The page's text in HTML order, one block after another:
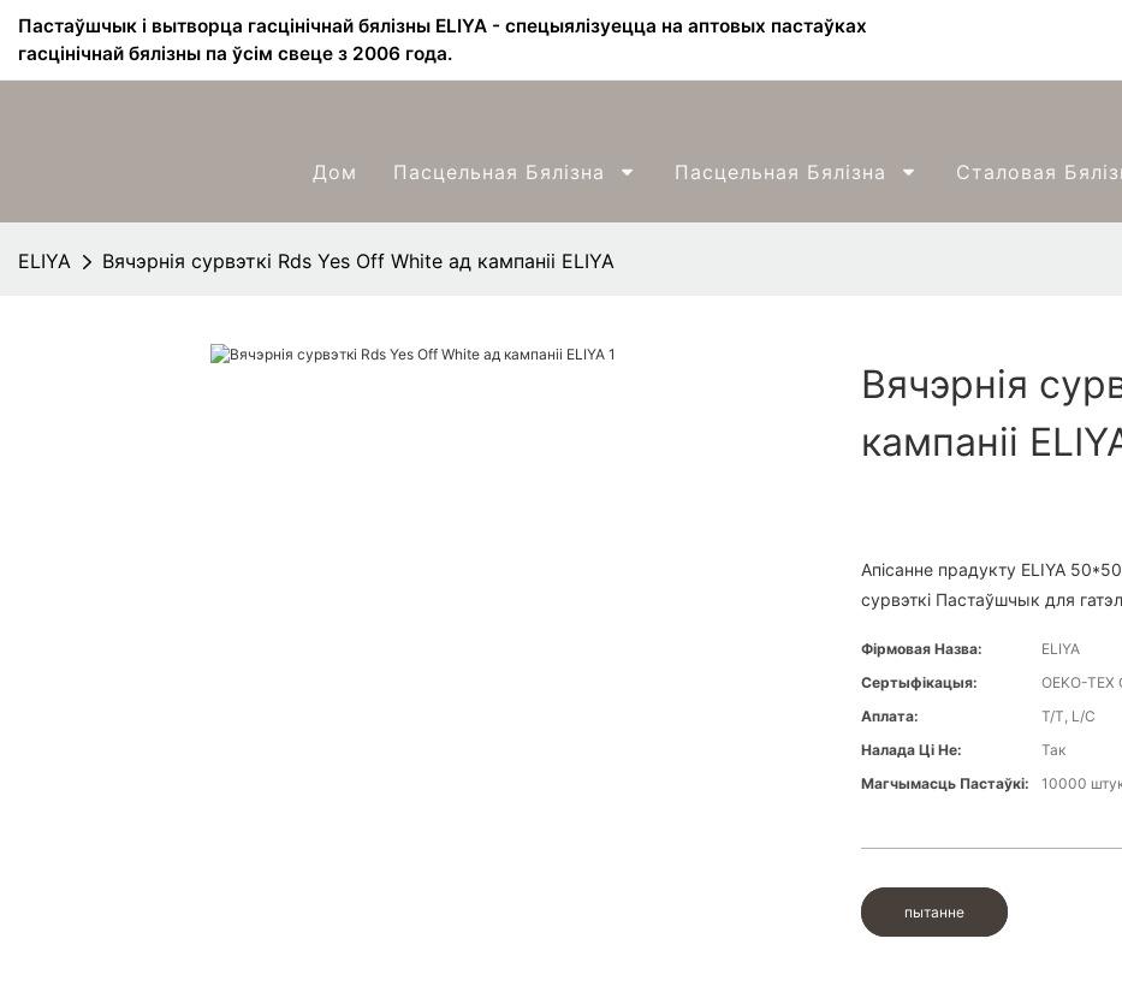
Пастаўшчык і вытворца гасцінічнай бялізны ELIYA - спецыялізуецца на аптовых пастаўках
гасцінічнай бялізны па ўсім свеце з 2006 года.
Дом Пасцельная Бялізна Пасцельная Бялізна Сталовая
ELIYA Вячэрнія сурвэткі Rds Yes Off White ад кампаніі ELIYA
Вячэрнія
кампаніі
Апісанне прадукту ELIYA
сурвэткі Пастаўшчык для
Фірмовая Назва:
ELIYA
Сертыфікацыя:
OEKO-
Аплата:
T/T, L/C
Налада Ці Не:
Так
Магчымасць Пастаўкі:
10000
пытанне